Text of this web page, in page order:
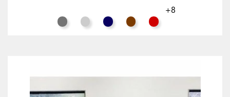
Cinza RatoCinza ClaroAzul NoiteChocolateVermelho
+8